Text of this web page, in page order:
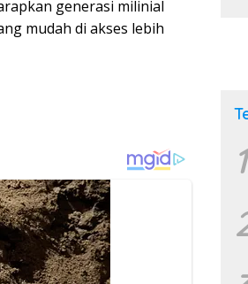
generasi milinial
mudah di akses lebih
1